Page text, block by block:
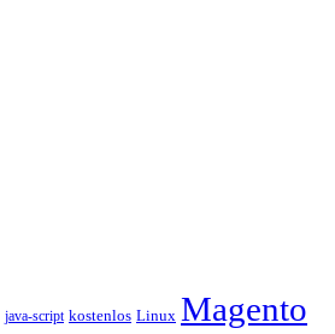
java-script kostenlos Linux Magento